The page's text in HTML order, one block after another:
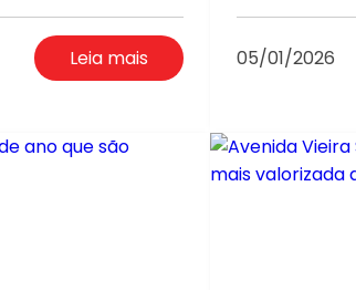
Leia mais 05/01/2026